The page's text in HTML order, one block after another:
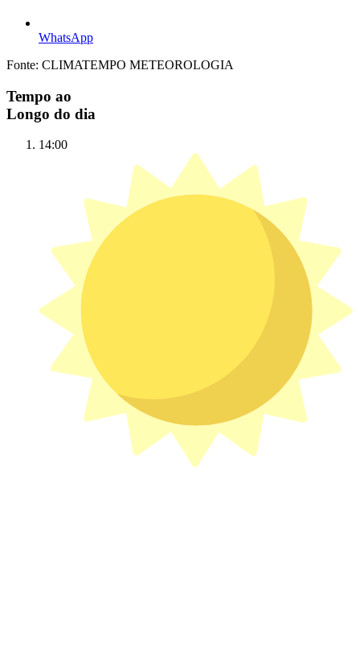
WhatsApp
Fonte: CLIMATEMPO METEOROLOGIA
Tempo ao
Longo do dia
14:00